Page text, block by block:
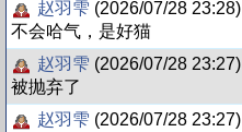
赵羽雫 (2026/07/28 23:28)
不会哈气，是好猫
赵羽雫 (2026/07/28 23:27)
被抛弃了
赵羽雫 (2026/07/28 23:27)